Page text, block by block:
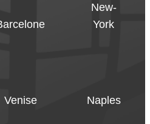
New-
York
Venise Naples